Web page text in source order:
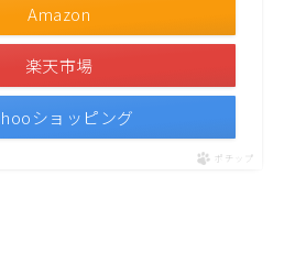
Amazon
楽天市場
ショッピング
ポチップ